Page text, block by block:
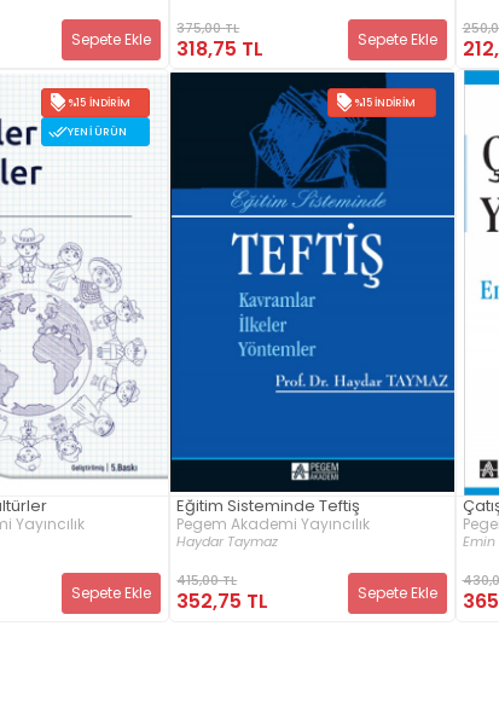
Sepete Ekle
375,00 TL
318,75 TL Sepete Ekle
%15 İNDIRIM
YENI ÜRÜN
Yayıncılık
Sepete Ekle
%15 İNDIRIM
Eğitim Sisteminde Teftiş
Pegem Akademi Yayıncılık
Haydar Taymaz
415,00 TL
352,75 TL Sepete Ekle
Emin